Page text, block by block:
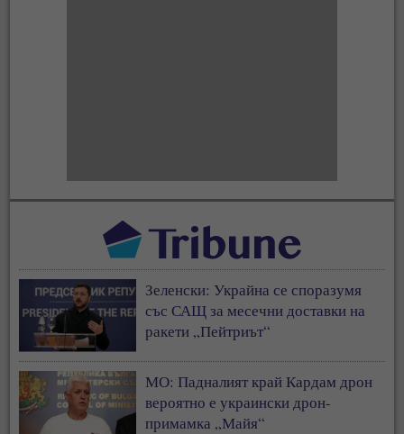
Зеленски: Украйна се споразумя
със САЩ за месечни доставки на
ракети „Пейтриът“
МО: Падналият край Кардам дрон
вероятно е украински дрон-
примамка „Майя“